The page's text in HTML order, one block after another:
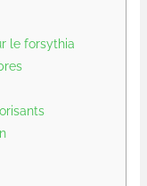
le forsythia